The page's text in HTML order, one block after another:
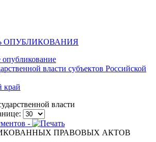
ОПУБЛИКОВАНИЯ
власти субъектов Российской
край
власти
-
ПРАВОВЫХ АКТОВ